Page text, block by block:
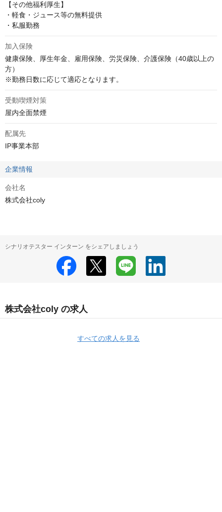
【その他福利厚生】
・軽食・ジュース等の無料提供
・私服勤務
加入保険
健康保険、厚生年金、雇用保険、労災保険、介護保険（40歳以上の
方）
※勤務日数に応じて適応となります。
受動喫煙対策
屋内全面禁煙
配属先
IP事業本部
企業情報
会社名
株式会社coly
シナリオテスター インターン をシェアしましょう
株式会社coly の求人
すべての求人を見る